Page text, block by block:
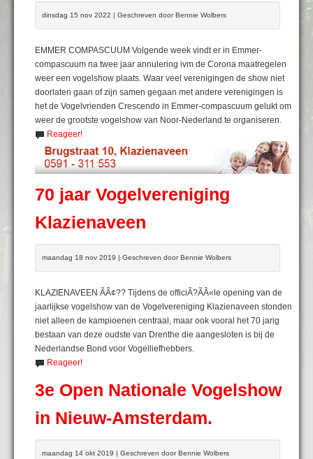
dinsdag 15 nov 2022 | Geschreven door Bennie Wolbers
EMMER COMPASCUUM Volgende week vindt er in Emmer-
compascuum na twee jaar annulering ivm de Corona maatregelen
weer een vogelshow plaats. Waar veel verenigingen de show niet
doorlaten gaan of zijn samen gegaan met andere verenigingen is
het de Vogelvrienden Crescendo in Emmer-compascuum gelukt om
weer de grootste vogelshow van Noor-Nederland te organiseren.
Reageer!
70 jaar Vogelvereniging
Klazienaveen
maandag 18 nov 2019 | Geschreven door Bennie Wolbers
KLAZIENAVEEN ÃÂ¢?? Tijdens de officiÃ?ÃÂ«le opening van de
jaarlijkse vogelshow van de Vogelvereniging Klazienaveen stonden
niet alleen de kampioenen centraal, maar ook vooral het 70 jarig
bestaan van deze oudste van Drenthe die aangesloten is bij de
Nederlandse Bond voor Vogelliefhebbers.
Reageer!
3e Open Nationale Vogelshow
in Nieuw-Amsterdam.
maandag 14 okt 2019 | Geschreven door Bennie Wolbers